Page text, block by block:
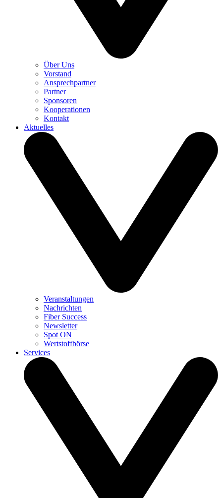
Über Uns
Vorstand
Ansprechpartner
Partner
Sponsoren
Kooperationen
Kontakt
Aktuelles
Veranstaltungen
Nachrichten
Fiber Success
Newsletter
Spot ON
Wertstoffbörse
Services